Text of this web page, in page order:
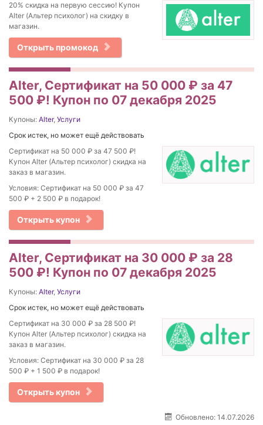
20% скидка на первую сессию! Купон
Alter (Альтер психолог) на скидку в
магазин.
Открыть промокод
Alter, Сертификат на 50 000 ₽ за 47
500 ₽! Купон по 07 декабря 2025
Купоны: Alter, Услуги
Срок истек, но может ещё действовать
Сертификат на 50 000 ₽ за 47 500 ₽!
Купон Alter (Альтер психолог) скидка на
заказ в магазин.
Условия: Сертификат на 50 000 ₽ за 47
500 ₽ + 2 500 ₽ в подарок!
Открыть купон
Alter, Сертификат на 30 000 ₽ за 28
500 ₽! Купон по 07 декабря 2025
Купоны: Alter, Услуги
Срок истек, но может ещё действовать
Сертификат на 30 000 ₽ за 28 500 ₽!
Купон Alter (Альтер психолог) скидка на
заказ в магазин.
Условия: Сертификат на 30 000 ₽ за 28
500 ₽ + 1 500 ₽ в подарок!
Открыть купон
Обновлено: 14.07.2026